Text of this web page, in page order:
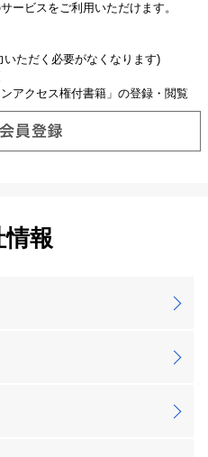
ービスをご利用いただけます。
ただく必要がなくなります)
アクセス権付書籍」の登録・閲覧
情報